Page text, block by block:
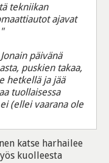
tekniikan
ajavat
päivänä
puskien takaa,
hetkellä ja jää
tuollaisessa
(ellei vaarana ole
katse harhailee
kuolleesta